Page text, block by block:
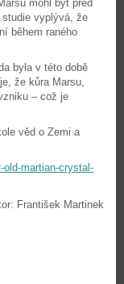
mohl být před
vyplývá, že
během raného
byla v této době
že kůra Marsu,
– což je
věd o Zemi a
old-martian-crystal-
František Martinek